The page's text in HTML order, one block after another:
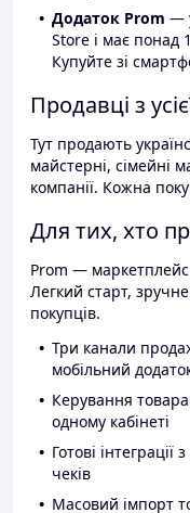
Додаток Prom —
Store і має понад
Купуйте зі
Продавці з
Тут продають
майстерні, сімейні
компанії. Кожна
Для тих, хто
Prom — маркетплейс
Легкий старт,
покупців.
Три канали
мобільний
Керування
одному кабінеті
Готові
чеків
Масовий імпорт